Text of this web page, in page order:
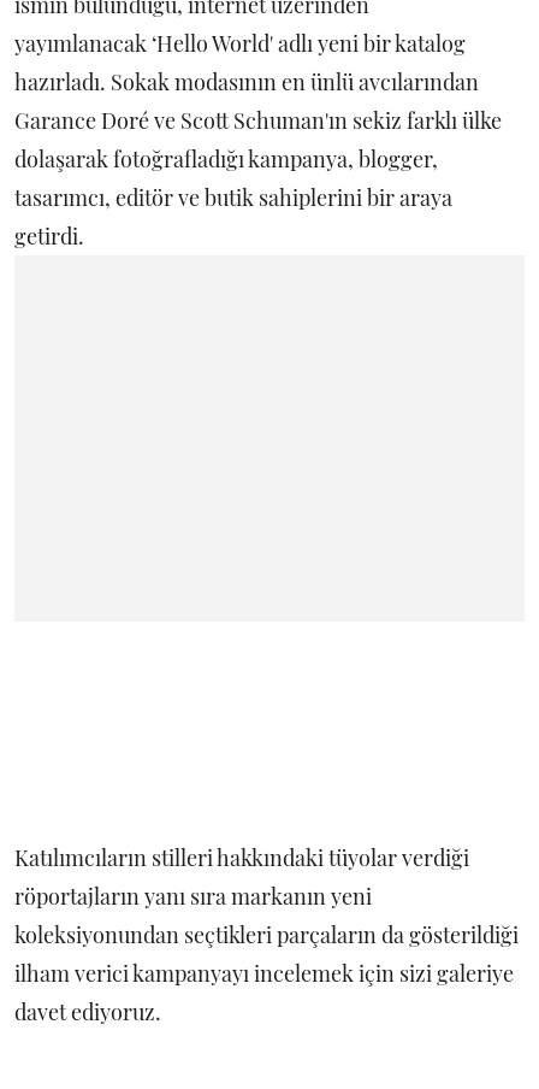
yayımlanacak ‘Hello World' adlı yeni bir katalog
hazırladı. Sokak modasının en ünlü avcılarından
Garance Doré ve Scott Schuman'ın sekiz farklı ülke
dolaşarak fotoğrafladığı kampanya, blogger,
tasarımcı, editör ve butik sahiplerini bir araya
getirdi.
Katılımcıların stilleri hakkındaki tüyolar verdiği
röportajların yanı sıra markanın yeni
koleksiyonundan seçtikleri parçaların da gösterildiği
ilham verici kampanyayı incelemek için sizi galeriye
davet ediyoruz.